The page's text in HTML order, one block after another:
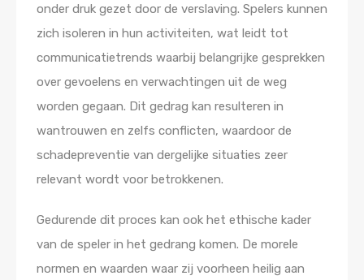
onder druk gezet door de verslaving. Spelers kunnen
zich isoleren in hun activiteiten, wat leidt tot
communicatietrends waarbij belangrijke gesprekken
over gevoelens en verwachtingen uit de weg
worden gegaan. Dit gedrag kan resulteren in
wantrouwen en zelfs conflicten, waardoor de
schadepreventie van dergelijke situaties zeer
relevant wordt voor betrokkenen.
Gedurende dit proces kan ook het ethische kader
van de speler in het gedrang komen. De morele
normen en waarden waar zij voorheen heilig aan